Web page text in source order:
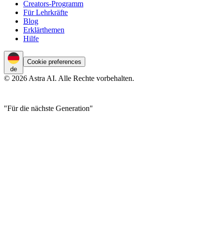
Creators-Programm
Für Lehrkräfte
Blog
Erklärthemen
Hilfe
de
Cookie preferences
© 2026 Astra AI. Alle Rechte vorbehalten.
"Für die nächste Generation"